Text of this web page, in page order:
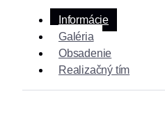
Informácie
Galéria
Obsadenie
Realizačný tím